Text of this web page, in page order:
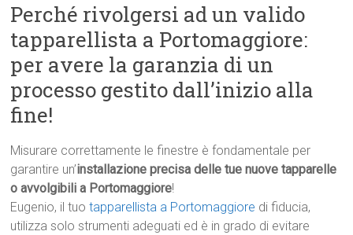
Perché rivolgersi ad un valido
tapparellista a Portomaggiore:
per avere la garanzia di un
processo gestito dall’inizio alla
fine!
Misurare correttamente le finestre è fondamentale per
garantire un’installazione precisa delle tue nuove tapparelle
o avvolgibili a Portomaggiore!
Eugenio, il tuotapparellista a Portomaggiore di fiducia,
utilizza solo strumenti adeguati ed è in grado di evitare